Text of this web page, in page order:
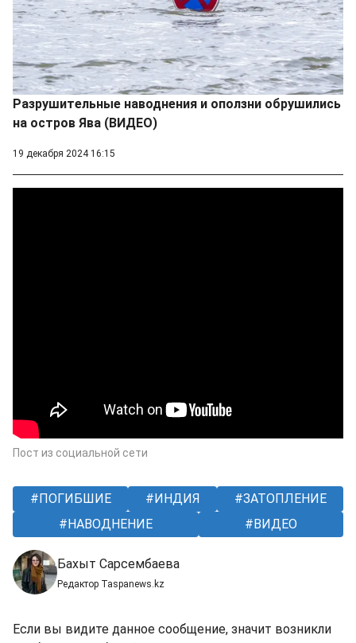
Разрушительные наводнения и оползни обрушились
на остров Ява (ВИДЕО)
19 декабря 2024 16:15
Пост из социальной сети
ПОГИБШИЕ ИНДИЯ
ЗАТОПЛЕНИЕ
НАВОДНЕНИЕ
ВИДЕО
Бахыт Сарсембаева
Редактор Taspanews.kz
Если вы видите данное сообщение, значит возникли